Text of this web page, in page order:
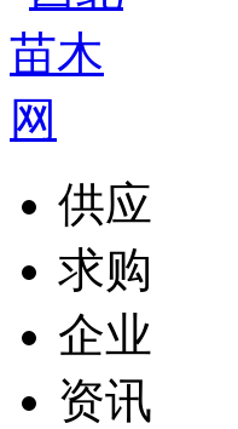
供应
求购
企业
资讯